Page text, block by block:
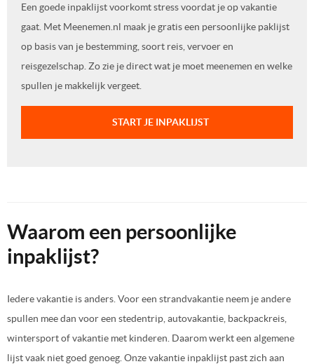
Een goede inpaklijst voorkomt stress voordat je op vakantie
gaat. Met Meenemen.nl maak je gratis een persoonlijke paklijst
op basis van je bestemming, soort reis, vervoer en
reisgezelschap. Zo zie je direct wat je moet meenemen en welke
spullen je makkelijk vergeet.
START JE INPAKLIJST
Waarom een persoonlijke
inpaklijst?
Iedere vakantie is anders. Voor een strandvakantie neem je andere
spullen mee dan voor een stedentrip, autovakantie, backpackreis,
wintersport of vakantie met kinderen. Daarom werkt een algemene
lijst vaak niet goed genoeg. Onze vakantie inpaklijst past zich aan